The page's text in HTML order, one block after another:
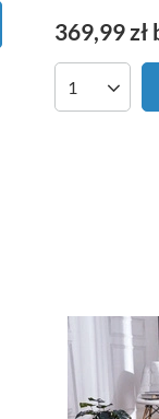
369,99 zł
Ilość